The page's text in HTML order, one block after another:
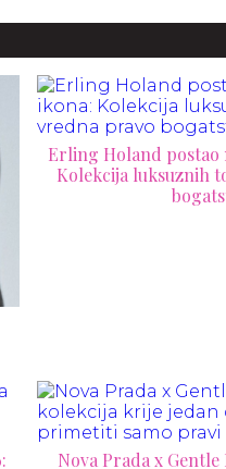
Erling Holand postao
Kolekcija luksuznih
Nova Prada x